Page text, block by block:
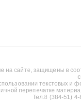
на сайте, защищены в
текстовых и
перепечатке
Тел.8 (384-51)